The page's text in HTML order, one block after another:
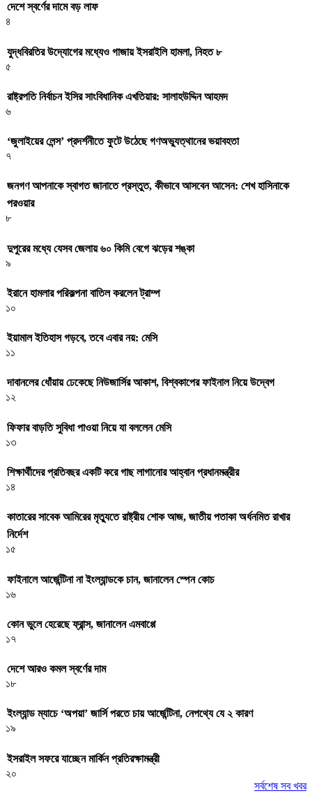
দেশে স্বর্ণের দামে বড় লাফ
৪
যুদ্ধবিরতির উদ্যোগের মধ্যেও গাজায় ইসরাইলি হামলা, নিহত ৮
৫
রাষ্ট্রপতি নির্বাচন ইসির সাংবিধানিক এখতিয়ার: সালাহউদ্দিন আহমদ
৬
‘জুলাইয়ের লেন্স’ প্রদর্শনীতে ফুটে উঠেছে গণঅভ্যুত্থানের ভয়াবহতা
৭
জনগণ আপনাকে স্বাগত জানাতে প্রস্তুত, কীভাবে আসবেন আসেন: শেখ হাসিনাকে
পরওয়ার
৮
দুপুরের মধ্যে যেসব জেলায় ৬০ কিমি বেগে ঝড়ের শঙ্কা
৯
ইরানে হামলার পরিকল্পনা বাতিল করলেন ট্রাম্প
১০
ইয়ামাল ইতিহাস গড়বে, তবে এবার নয়: মেসি
১১
দাবানলের ধোঁয়ায় ঢেকেছে নিউজার্সির আকাশ, বিশ্বকাপের ফাইনাল নিয়ে উদ্বেগ
১২
ফিফার বাড়তি সুবিধা পাওয়া নিয়ে যা বললেন মেসি
১৩
শিক্ষার্থীদের প্রতিবছর একটি করে গাছ লাগানোর আহ্বান প্রধানমন্ত্রীর
১৪
কাতারের সাবেক আমিরের মৃত্যুতে রাষ্ট্রীয় শোক আজ, জাতীয় পতাকা অর্ধনমিত রাখার
নির্দেশ
১৫
ফাইনালে আর্জেন্টিনা না ইংল্যান্ডকে চান, জানালেন স্পেন কোচ
১৬
কোন ভুলে হেরেছে ফ্রান্স, জানালেন এমবাপ্পে
১৭
দেশে আরও কমল স্বর্ণের দাম
১৮
ইংল্যান্ড ম্যাচে ‘অপয়া’ জার্সি পরতে চায় আর্জেন্টিনা, নেপথ্যে যে ২ কারণ
১৯
ইসরাইল সফরে যাচ্ছেন মার্কিন প্রতিরক্ষামন্ত্রী
২০
সর্বশেষ সব খবর